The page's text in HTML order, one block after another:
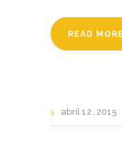
READ MORE
abril12 2015